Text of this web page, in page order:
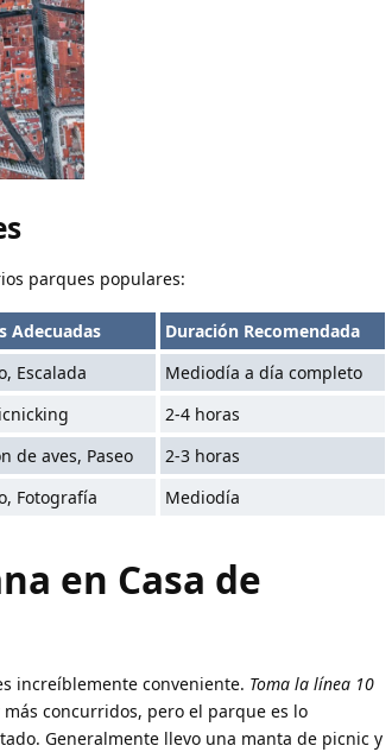
parques populares:
Adecuadas
Duración Recomendada
Escalada
Mediodía a día completo
2-4 horas
de aves, Paseo
2-3 horas
Fotografía Mediodía
en Casa de
increíblemente conveniente. Toma la línea 10
concurridos, pero el parque es lo
Generalmente llevo una manta de picnic y